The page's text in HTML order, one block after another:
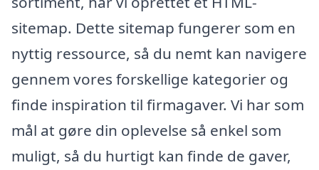
sitemap. Dette sitemap fungerer som en
nyttig ressource, så du nemt kan navigere
gennem vores forskellige kategorier og
finde inspiration til firmagaver. Vi har som
mål at gøre din oplevelse så enkel som
muligt, så du hurtigt kan finde de gaver,